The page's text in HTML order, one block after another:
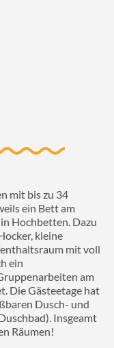
mit bis zu 34
ein Bett am
Hochbetten. Dazu
kleine
mit voll
ein
am
Die Gästeetage hat
Dusch- und
Insgeamt
Räumen!